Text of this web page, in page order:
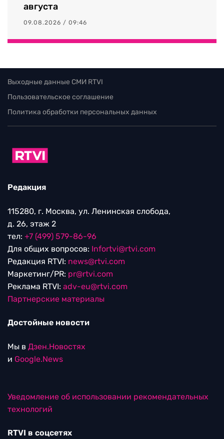
августа
09.08.2026 / 09:46
Выходные данные СМИ RTVI
Пользовательское соглашение
Политика обработки персональных данных
Редакция
115280, г. Москва, ул. Ленинская слобода,
д. 26, этаж 2
тел: +7 (499) 579-86-96
Для общих вопросов: Infortvi@rtvi.com
Редакция RTVI: news@rtvi.com
Маркетинг/PR: pr@rtvi.com
Реклама RTVI: adv-eu@rtvi.com
Партнерские материалы
Достойные новости
Мы в Дзен.Новостях
и Google.News
Уведомление об использовании рекомендательных
технологий
RTVI в соцсетях